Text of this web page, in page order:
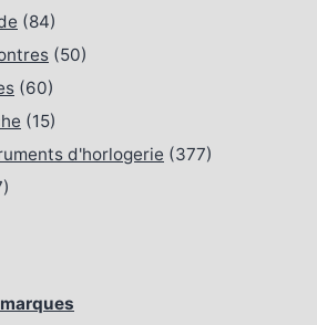
(84)
(50)
(60)
(15)
d'horlogerie (377)